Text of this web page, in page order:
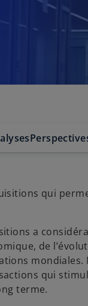
qui
a
de
qui
terme.